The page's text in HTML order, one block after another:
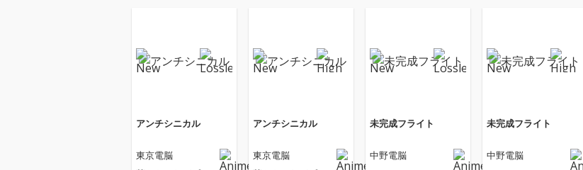
アンチシニカル
東京電脳
アンチシニカル
東京電脳
未完成フライト
中野電脳
未完成フライト
中野電脳